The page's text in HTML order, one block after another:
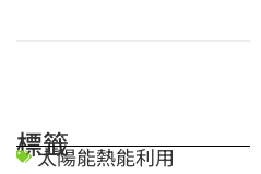
標籤
太陽能熱能利用